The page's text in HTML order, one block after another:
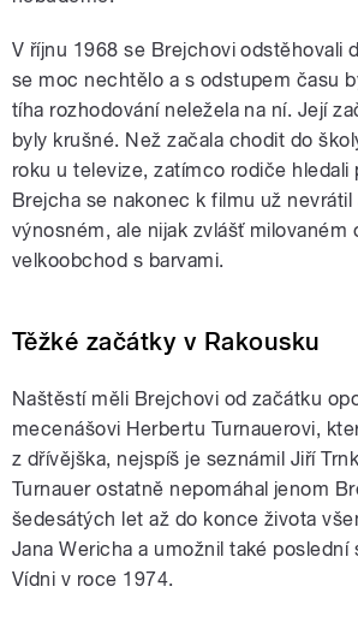
V říjnu 1968 se Brejchovi odstěhovali
se moc nechtělo a s odstupem času
tíha rozhodování neležela na ní. Její
byly krušné. Než začala chodit do
roku u televize, zatímco rodiče hledali
Brejcha se nakonec k filmu už
výnosném, ale nijak zvlášť milovaném
velkoobchod s barvami.
Těžké začátky v Rakousku
Naštěstí měli Brejchovi od začátku
mecenášovi Herbertu Turnauerovi,
z dřívějška, nejspíš je seznámil Jiří
Turnauer ostatně nepomáhal jenom
šedesátých let až do konce života
Jana Wericha a umožnil také poslední
Vídni v roce 1974.